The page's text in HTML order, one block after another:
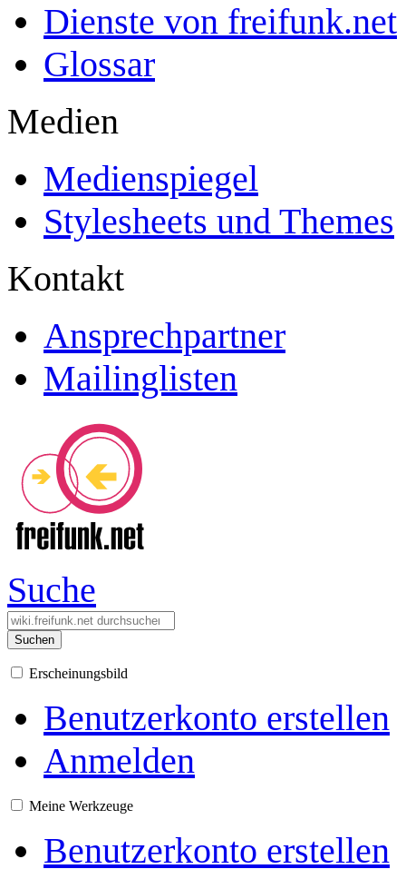
Dienste von freifunk.net
Glossar
Medien
Medienspiegel
Stylesheets und Themes
Kontakt
Ansprechpartner
Mailinglisten
Suche
Suchen
Erscheinungsbild
Benutzerkonto erstellen
Anmelden
Meine Werkzeuge
Benutzerkonto erstellen